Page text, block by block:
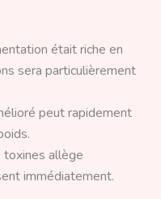
était riche en
sera particulièrement
peut rapidement
toxines allège
immédiatement.